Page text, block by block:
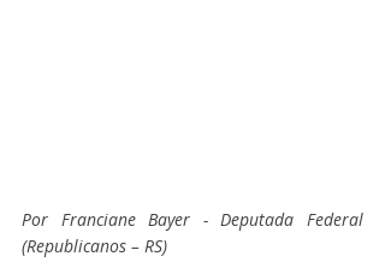
Por Franciane Bayer - Deputada Federal
(Republicanos – RS)